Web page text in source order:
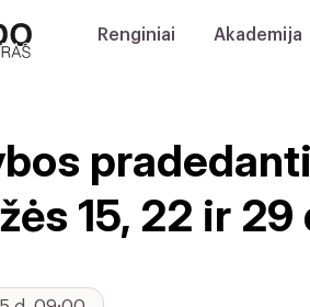
Renginiai Akademija
15, 22 ir